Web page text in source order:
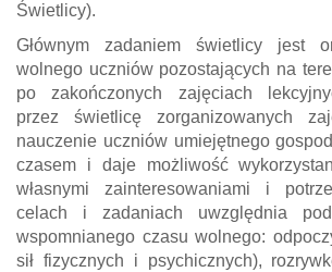
Świetlicy).
Głównym zadaniem świetlicy jest
wolnego uczniów pozostających na
po zakończonych zajęciach
przez świetlicę zorganizowanych
nauczenie uczniów umiejętnego
czasem i daje możliwość
własnymi zainteresowaniami i
celach i zadaniach uwzględnia
wspomnianego czasu wolnego:
sił fizycznych i psychicznych),